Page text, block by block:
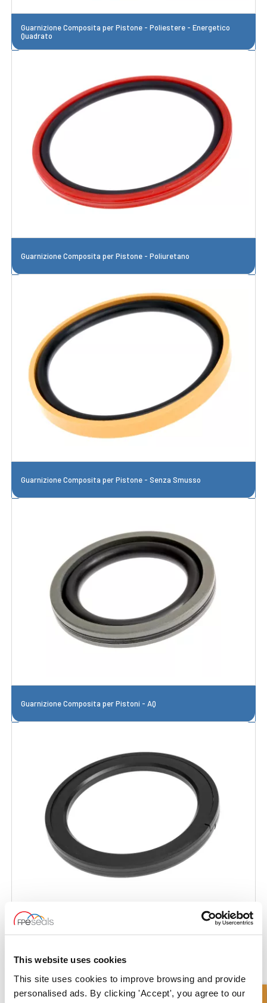
This website uses cookies
This site uses cookies to improve browsing and provide
personalised ads. By clicking 'Accept', you agree to our
Guarnizione Composita per Pistone - Poliestere - Energetico
Quadrato
Guarnizione Composita per Pistone - Poliuretano
Guarnizione Composita per Pistone - Senza Smusso
Guarnizione Composita per Pistoni - AQ
Guarnizione Composita per Pistoni - Nylon a Z